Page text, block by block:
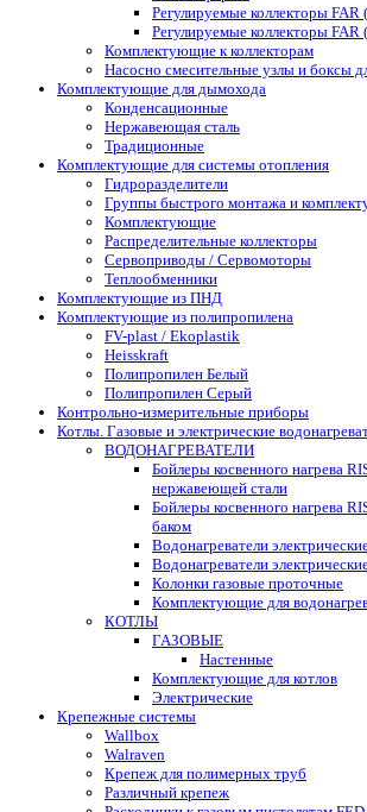
Регулируемые коллекторы FAR
Регулируемые коллекторы
Комплектующие к коллекторам
Насосно смесительные узлы и боксы
Комплектующие для дымохода
Конденсационные
Нержавеющая сталь
Традиционные
Комплектующие для системы отопления
Гидроразделители
Группы быстрого монтажа и
Комплектующие
Распределительные коллекторы
Сервоприводы / Сервомоторы
Теплообменники
Комплектующие из ПНД
Комплектующие из полипропилена
FV-plast / Ekoplastik
Heisskraft
Полипропилен Белый
Полипропилен Серый
Контрольно-измерительные приборы
Котлы. Газовые и электрические
ВОДОНАГРЕВАТЕЛИ
Бойлеры косвенного нагрева
нержавеющей стали
Бойлеры косвенного нагрева
баком
Водонагреватели
Водонагреватели
Колонки газовые проточные
Комплектующие для
КОТЛЫ
ГАЗОВЫЕ
Настенные
Комплектующие для котлов
Электрические
Крепежные системы
Wallbox
Walraven
Крепеж для полимерных труб
Различный крепеж